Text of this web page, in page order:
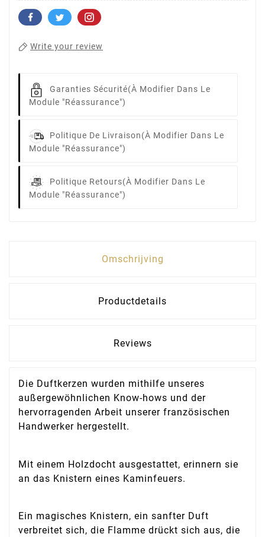
Write your review
Garanties Sécurité(à Modifier Dans Le
Module "Réassurance")
Politique De Livraison(à Modifier Dans Le
Module "Réassurance")
Politique Retours(à Modifier Dans Le
Module "Réassurance")
Omschrijving
Productdetails
Reviews
Die Duftkerzen wurden mithilfe unseres
außergewöhnlichen Know-hows und der
hervorragenden Arbeit unserer französischen
Handwerker hergestellt.
Mit einem Holzdocht ausgestattet, erinnern sie
an das Knistern eines Kaminfeuers.
Ein magisches Knistern, ein sanfter Duft
verbreitet sich, die Flamme drückt sich aus, die